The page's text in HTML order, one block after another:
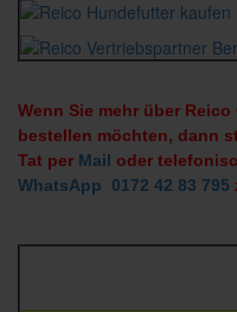
Wenn Sie mehr über Reico
bestellen möchten, dann
Tat per Mail oder
WhatsApp 0172 42 83 795